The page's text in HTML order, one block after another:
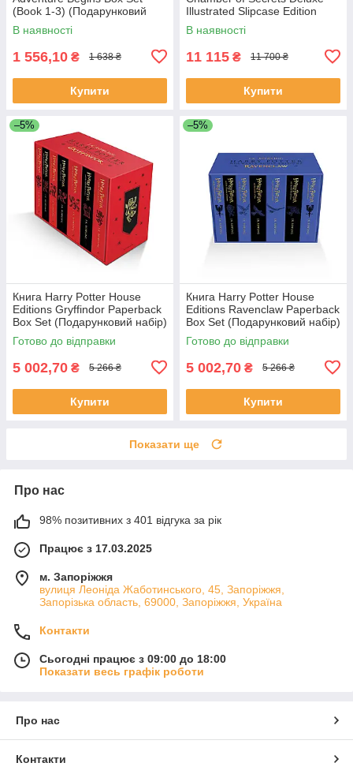
(Book 1-3) (Подарунковий
набір)
В наявності
1 556,10 ₴ 1 638 ₴
Купити
Illustrated Slipcase Edition
художня література
В наявності
11 115 ₴ 11 700 ₴
Купити
–5%
Книга Harry Potter House
Editions Gryffindor Paperback
Box Set (Подарунковий набір)
Готово до відправки
5 002,70 ₴ 5 266 ₴
Купити
–5%
Книга Harry Potter House
Editions Ravenclaw Paperback
Box Set (Подарунковий набір)
Готово до відправки
5 002,70 ₴ 5 266 ₴
Купити
Показати ще
Про нас
98% позитивних з 401 відгука за рік
Працює з 17.03.2025
м. Запоріжжя
вулиця Леоніда Жаботинського, 45, Запоріжжя,
Запорізька область, 69000, Запоріжжя, Україна
Контакти
Сьогодні працює з 09:00 до 18:00
Показати весь графік роботи
Про нас
Контакти